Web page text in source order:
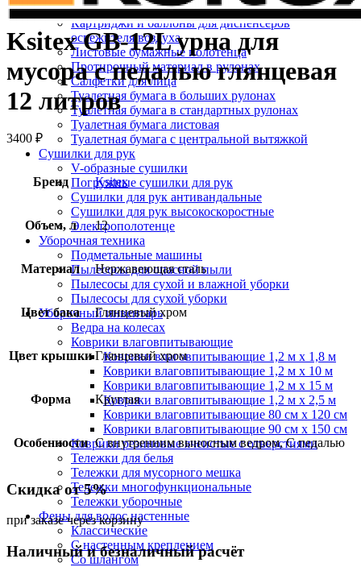
Жидкое мыло TORK
Картриджи и баллоны для диспенсеров
освежителя воздуха
Листовые бумажные полотенца
Протирочный материал в рулонах
Салфетки для лица
Туалетная бумага в больших рулонах
Туалетная бумага в стандартных рулонах
Туалетная бумага листовая
Туалетная бумага с центральной вытяжкой
Сушилки для рук
V-образные сушилки
Погружные сушилки для рук
Сушилки для рук антивандальные
Сушилки для рук высокоскоростные
Электрополотенце
Уборочная техника
Подметальные машины
Пылесосы для опасной пыли
Пылесосы для сухой и влажной уборки
Пылесосы для сухой уборки
Уборочный инвентарь
Ведра на колесах
Коврики влаговпитывающие
Коврики влаговпитывающие 1,2 м х 1,8 м
Коврики влаговпитывающие 1,2 м х 10 м
Коврики влаговпитывающие 1,2 м х 15 м
Коврики влаговпитывающие 1,2 м х 2,5 м
Коврики влаговпитывающие 80 см х 120 см
Коврики влаговпитывающие 90 см х 150 см
Коврики резиновые ячеистые с отверстиями
Тележки для белья
Тележки для мусорного мешка
Тележки многофункциональные
Тележки уборочные
Фены для волос настенные
Классические
С настенным креплением
Со шлангом
Ksitex GB-12L урна для
мусора с педалью глянцевая
12 литров
3400 ₽
Бренд Ksitex
Объем, л 12
Материал Нержавеющая сталь
Цвет бака Глянцевый хром
Цвет крышки Глянцевый хром
Форма Круглая
Особенности С внутренним выносным ведром, С педалью
Скидка от 5%
при заказе через корзину
Наличный и безналичный расчёт